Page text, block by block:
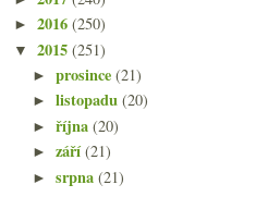
► 2016 (250)
▼ 2015 (251)
►prosince(21)
►listopadu(20)
►října(20)
►září(21)
►srpna(21)